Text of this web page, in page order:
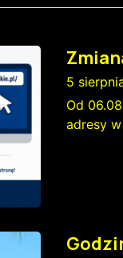
5
Od
adresy